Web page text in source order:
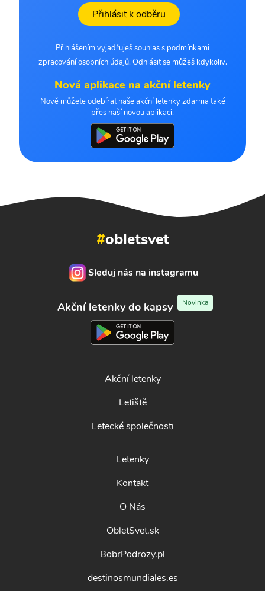
Přihlásit k odběru
Přihlášením vyjadřuješ souhlas s podmínkami
zpracování osobních údajů. Odhlásit se můžeš kdykoliv.
Nová aplikace na akční letenky
Nově můžete odebírat naše akční letenky zdarma také
přes naší novou aplikaci.
#obletsvet
Sleduj nás na instagramu
Akční letenky do kapsy Novinka
Akční letenky
Letiště
Letecké společnosti
Letenky
Kontakt
O Nás
ObletSvet.sk
BobrPodrozy.pl
destinosmundiales.es